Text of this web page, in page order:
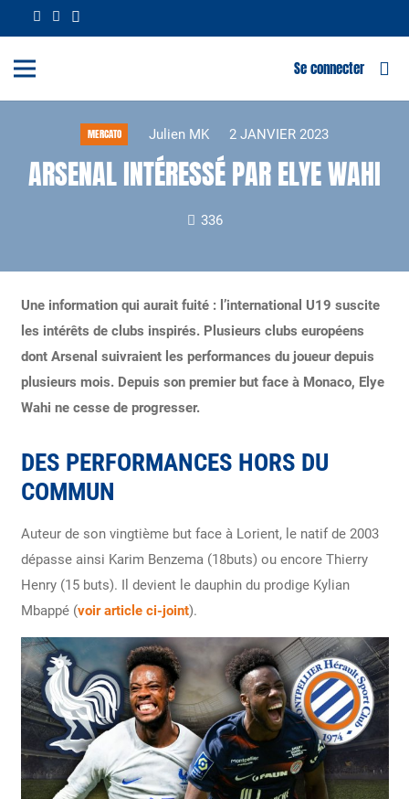
Se connecter
MERCATO Julien MK 2 JANVIER 2023
ARSENAL INTÉRESSÉ PAR ELYE WAHI
336
Une information qui aurait fuité : l’international U19 suscite
les intérêts de clubs inspirés. Plusieurs clubs européens
dont Arsenal suivraient les performances du joueur depuis
plusieurs mois. Depuis son premier but face à Monaco, Elye
Wahi ne cesse de progresser.
DES PERFORMANCES HORS DU
COMMUN
Auteur de son vingtième but face à Lorient, le natif de 2003
dépasse ainsi Karim Benzema (18buts) ou encore Thierry
Henry (15 buts). Il devient le dauphin du prodige Kylian
Mbappé (voir article ci-joint).